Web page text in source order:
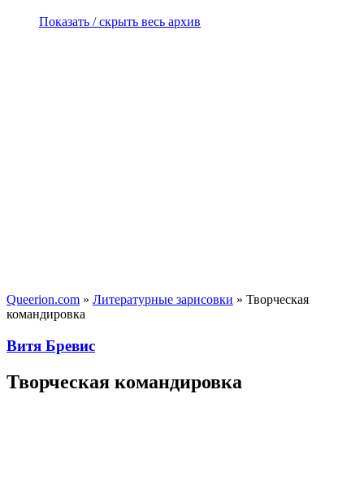
Показать / скрыть весь архив
Queerion.com » Литературные зарисовки » Творческая
командировка
Витя Бревис
Творческая командировка